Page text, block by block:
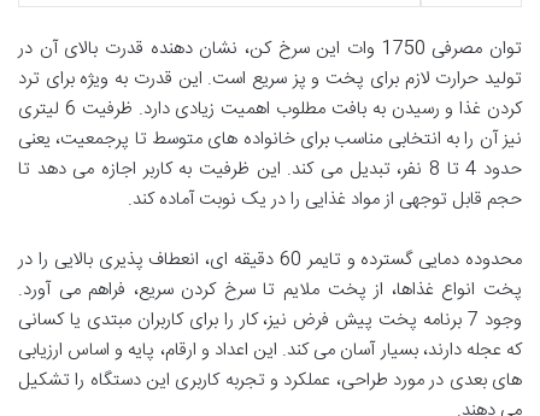
توان مصرفی 1750 وات این سرخ کن، نشان دهنده قدرت بالای آن در
تولید حرارت لازم برای پخت و پز سریع است. این قدرت به ویژه برای ترد
کردن غذا و رسیدن به بافت مطلوب اهمیت زیادی دارد. ظرفیت 6 لیتری
نیز آن را به انتخابی مناسب برای خانواده های متوسط تا پرجمعیت، یعنی
حدود 4 تا 8 نفر، تبدیل می کند. این ظرفیت به کاربر اجازه می دهد تا
حجم قابل توجهی از مواد غذایی را در یک نوبت آماده کند.
محدوده دمایی گسترده و تایمر 60 دقیقه ای، انعطاف پذیری بالایی را در
پخت انواع غذاها، از پخت ملایم تا سرخ کردن سریع، فراهم می آورد.
وجود 7 برنامه پخت پیش فرض نیز، کار را برای کاربران مبتدی یا کسانی
که عجله دارند، بسیار آسان می کند. این اعداد و ارقام، پایه و اساس ارزیابی
های بعدی در مورد طراحی، عملکرد و تجربه کاربری این دستگاه را تشکیل